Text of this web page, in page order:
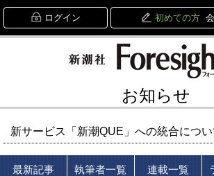
ログイン 初めての方
お知らせ
新サービス「新潮QUE」への統合につい
最新記事 執筆者一覧 連載一覧